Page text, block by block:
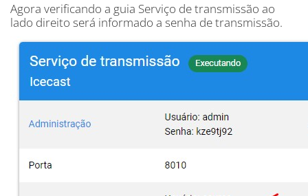
Agora verificando a guia Serviço de transmissão ao
lado direito será informado a senha de transmissão.